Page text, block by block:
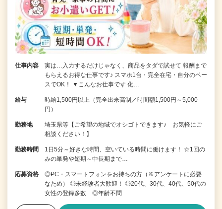
仕事内容
実は…入力するだけじゃなく、商品をタダで試せて 報酬まで
もらえるお得な仕事です♪ スマホ1台・完全在宅・自分のペー
スでOK！ ▼こんなお仕事です 化…
給与
時給1,500円以上（完全出来高制／時間額1,500円～5,000
円）
勤務地
埼玉県等【ご希望の地域でオシゴトできます♪ お気軽にご
相談ください！】
勤務時間
1日5分～好きな時間、空いている時間に働けます！ ☆1回の
みの単発や短期～中長期まで…
応募資格
◎PC・スマートフォンをお持ちの方（※アンケートに必要
なため） ◎未経験者大歓迎！ ◎20代、30代、40代、50代の
女性の登録多数 ◎年齢不問